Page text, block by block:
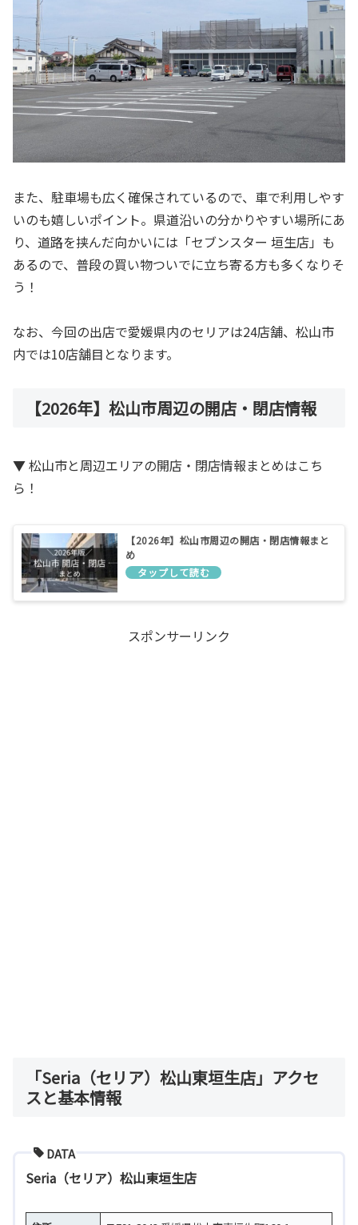
また、駐車場も広く確保されているので、車で利用しやす
いのも嬉しいポイント。県道沿いの分かりやすい場所にあ
り、道路を挟んだ向かいには「セブンスター 垣生店」も
あるので、普段の買い物ついでに立ち寄る方も多くなりそ
う！
なお、今回の出店で愛媛県内のセリアは24店舗、松山市
内では10店舗目となります。
【2026年】松山市周辺の開店・閉店情報
▼ 松山市と周辺エリアの開店・閉店情報まとめはこち
ら！
【2026年】松山市周辺の開店・閉店情報まと
め
スポンサーリンク
「Seria（セリア）松山東垣生店」アクセ
スと基本情報
DATA
Seria（セリア）松山東垣生店